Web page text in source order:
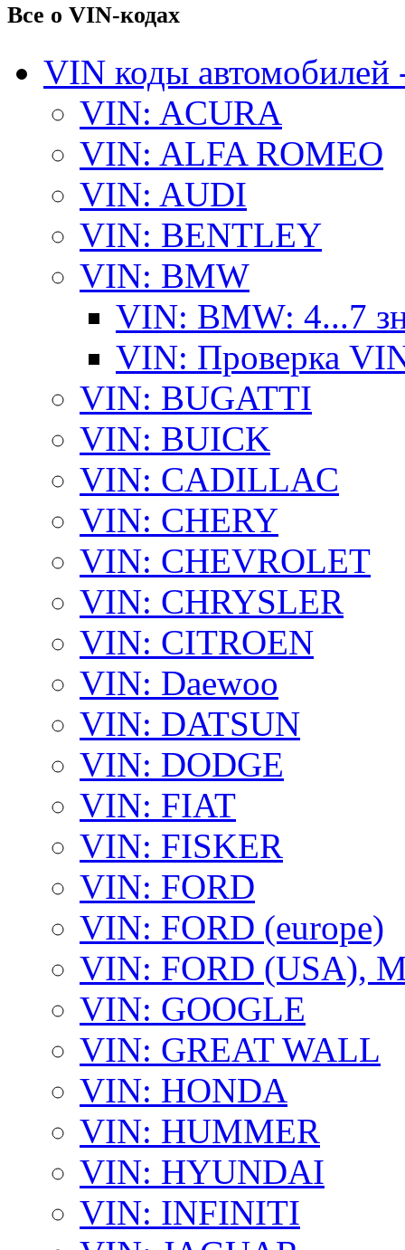
Все о VIN-кодах
VIN коды автомобилей
VIN: ACURA
VIN: ALFA ROMEO
VIN: AUDI
VIN: BENTLEY
VIN: BMW
VIN: BMW: 4...7
VIN: Проверка
VIN: BUGATTI
VIN: BUICK
VIN: CADILLAC
VIN: CHERY
VIN: CHEVROLET
VIN: CHRYSLER
VIN: CITROEN
VIN: Daewoo
VIN: DATSUN
VIN: DODGE
VIN: FIAT
VIN: FISKER
VIN: FORD
VIN: FORD (europe)
VIN: FORD (USA),
VIN: GOOGLE
VIN: GREAT WALL
VIN: HONDA
VIN: HUMMER
VIN: HYUNDAI
VIN: INFINITI